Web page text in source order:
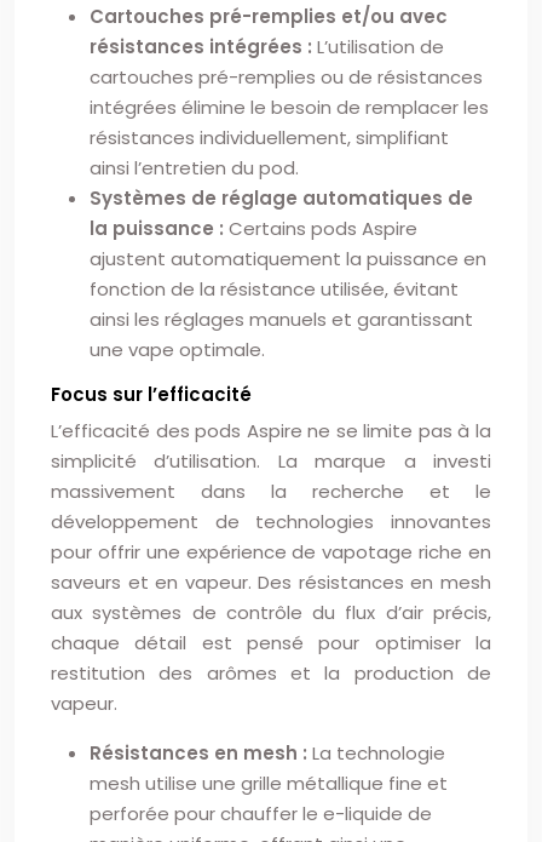
Cartouches pré-remplies et/ou avec
résistances intégrées : L’utilisation de
cartouches pré-remplies ou de résistances
intégrées élimine le besoin de remplacer les
résistances individuellement, simplifiant
ainsi l’entretien du pod.
Systèmes de réglage automatiques de
la puissance : Certains pods Aspire
ajustent automatiquement la puissance en
fonction de la résistance utilisée, évitant
ainsi les réglages manuels et garantissant
une vape optimale.
Focus sur l’efficacité
L’efficacité des pods Aspire ne se limite pas à la
simplicité d’utilisation. La marque a investi
massivement dans la recherche et le
développement de technologies innovantes
pour offrir une expérience de vapotage riche en
saveurs et en vapeur. Des résistances en mesh
aux systèmes de contrôle du flux d’air précis,
chaque détail est pensé pour optimiser la
restitution des arômes et la production de
vapeur.
Résistances en mesh : La technologie
mesh utilise une grille métallique fine et
perforée pour chauffer le e-liquide de